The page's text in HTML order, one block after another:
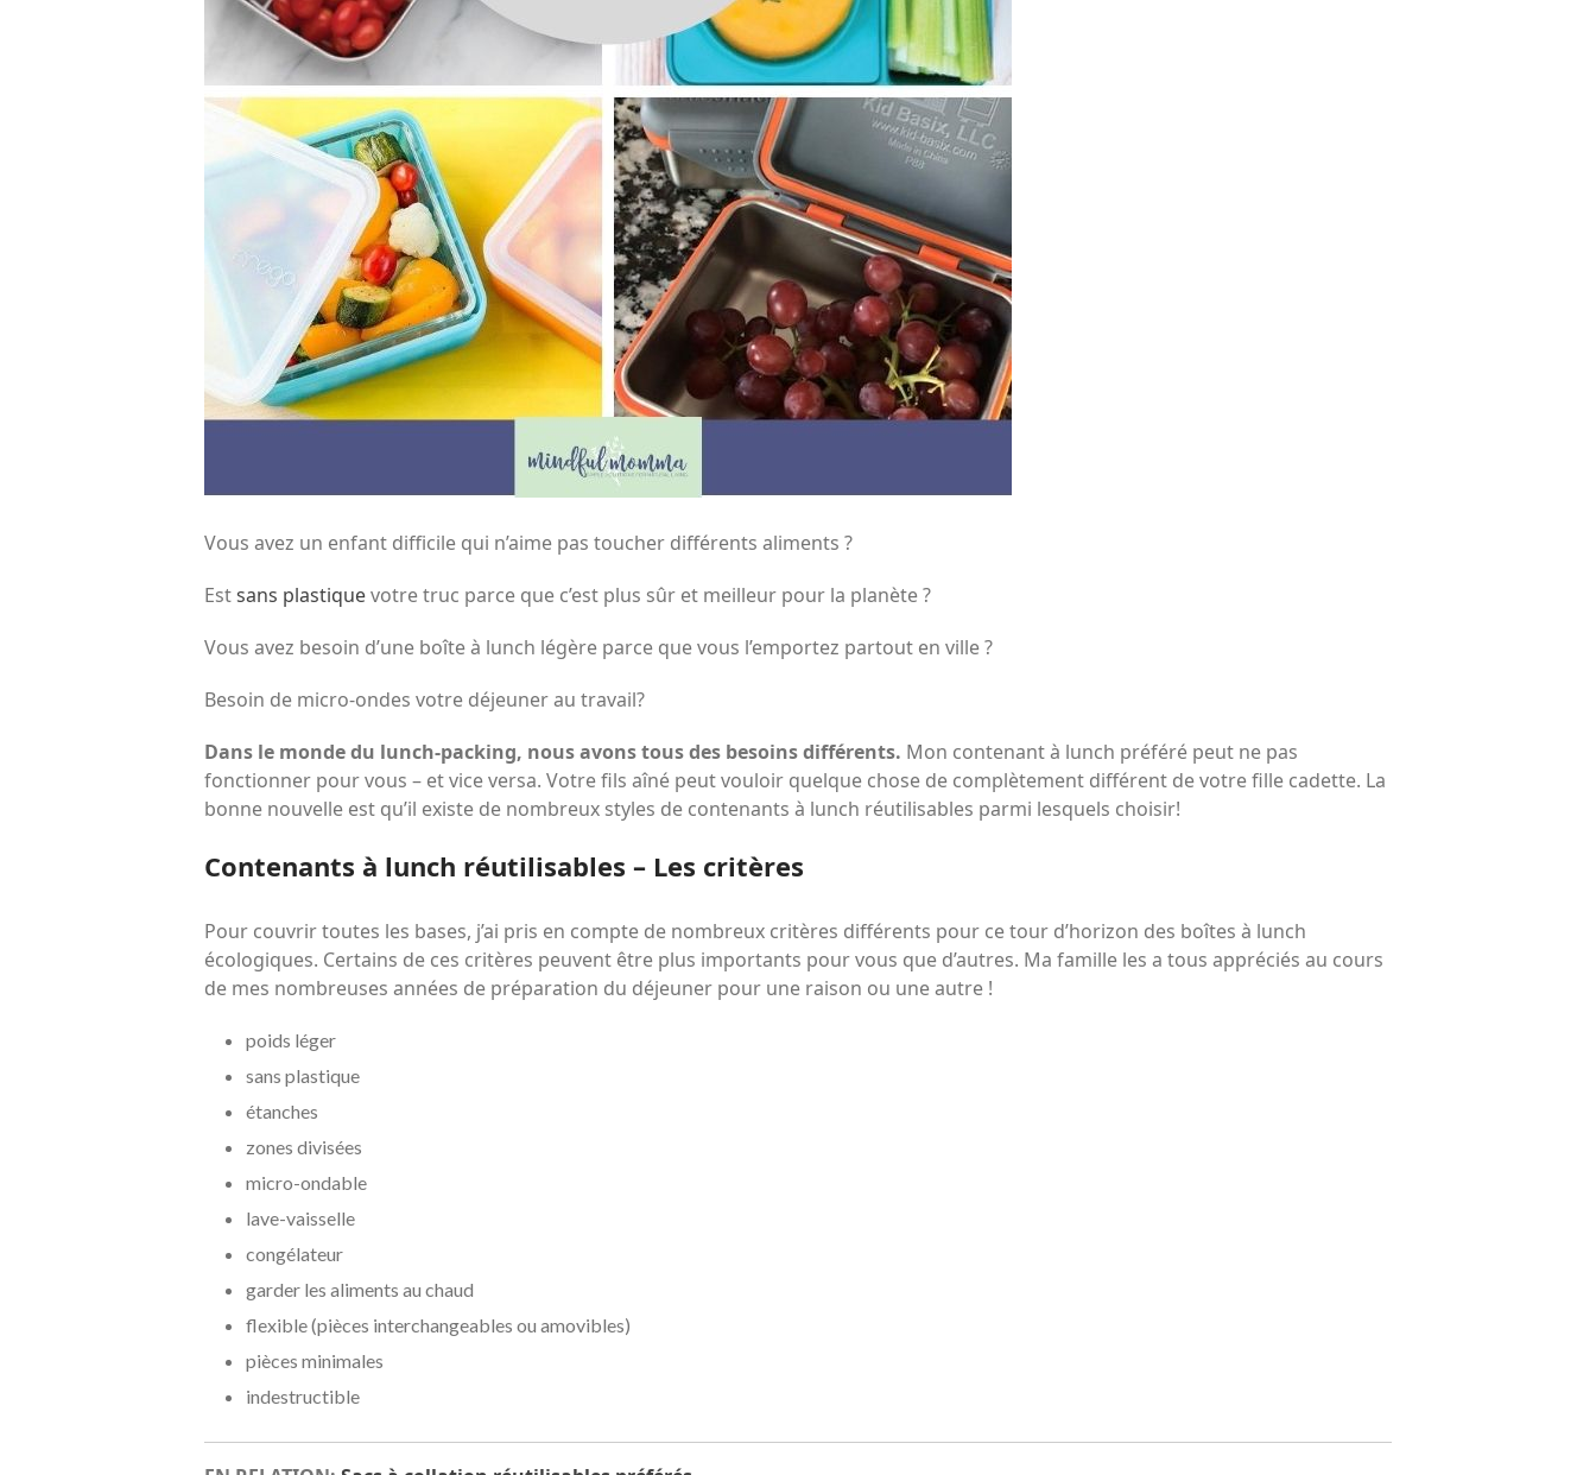
Vous avez un enfant difficile qui n’aime pas toucher différents aliments ?
Estsans plastiquevotre truc parce que c’est plus sûr et meilleur pour la planète ?
Vous avez besoin d’une boîte à lunch légère parce que vous l’emportez partout en ville ?
Besoin de micro-ondes votre déjeuner au travail?
Dans le monde du lunch-packing, nous avons tous des besoins différents. Mon contenant à lunch préféré peut ne pas
fonctionner pour vous – et vice versa. Votre fils aîné peut vouloir quelque chose de complètement différent de votre fille cadette. La
bonne nouvelle est qu’il existe de nombreux styles de contenants à lunch réutilisables parmi lesquels choisir!
Contenants à lunch réutilisables – Les critères
Pour couvrir toutes les bases, j’ai pris en compte de nombreux critères différents pour ce tour d’horizon des boîtes à lunch
écologiques. Certains de ces critères peuvent être plus importants pour vous que d’autres. Ma famille les a tous appréciés au cours
de mes nombreuses années de préparation du déjeuner pour une raison ou une autre !
poids léger
sans plastique
étanches
zones divisées
micro-ondable
lave-vaisselle
congélateur
garder les aliments au chaud
flexible (pièces interchangeables ou amovibles)
pièces minimales
indestructible